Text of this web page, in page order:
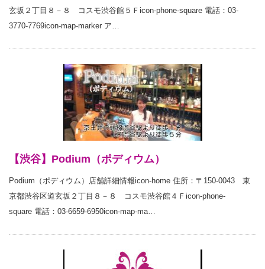
玄坂２丁目８－８ コスモ渋谷館５Ｆicon-phone-square 電話：03-
3770-7769icon-map-marker ア…
【渋谷】Podium（ポディウム）
Podium（ポディウム）店舗詳細情報icon-home 住所：〒150-0043 東
京都渋谷区道玄坂２丁目８－８ コスモ渋谷館４Ｆicon-phone-
square 電話：03-6659-6950icon-map-ma…